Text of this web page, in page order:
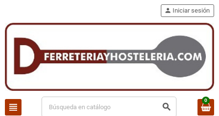
view_headline search
person Iniciar sesión
0